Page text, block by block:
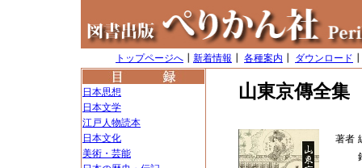
トップページへ 新着情報 各種案内 ダウンロード
日本思想
日本文学
江戸人物読本
日本文化
美術・芸能
山東京傳全
著者